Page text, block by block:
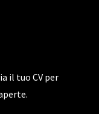
il tuo CV per